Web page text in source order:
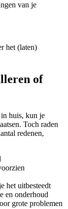
van je
het (laten)
of
in huis, kun je
Toch raden
redenen,
het uitbesteedt
en onderhoud
grote problemen